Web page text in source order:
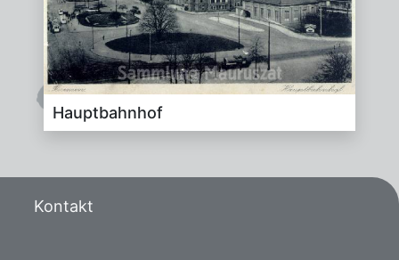
Haupt­bahn­hof
Kontakt